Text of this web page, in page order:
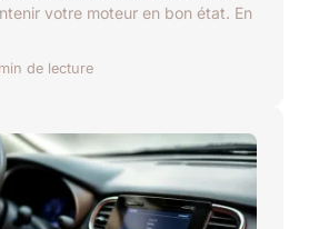
votre moteur en bon état. En
de lecture